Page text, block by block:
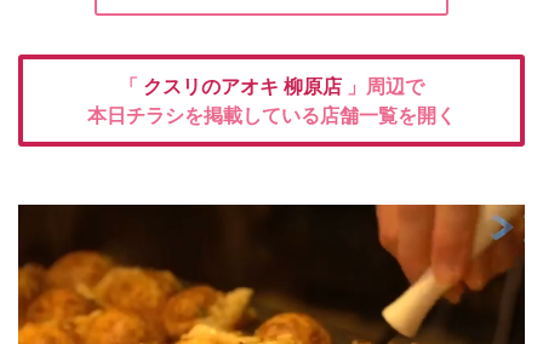
「 クスリのアオキ 柳原店 」周辺で
本日チラシを掲載している店舗一覧を開く